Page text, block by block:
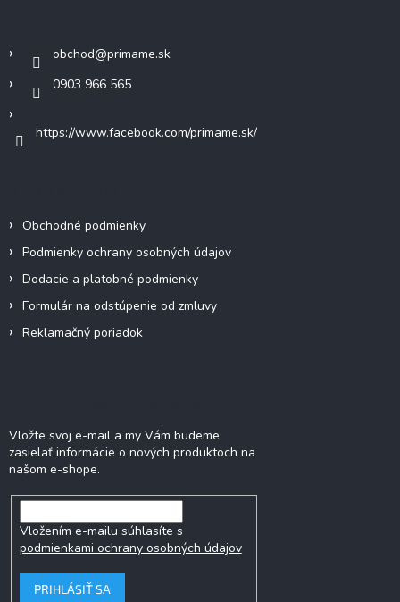
obchod@primame.sk
0903 966 565
https://www.facebook.com/primame.sk/
Obchodné podmienky
Podmienky ochrany osobných údajov
Dodacie a platobné podmienky
Formulár na odstúpenie od zmluvy
Reklamačný poriadok
Vložte svoj e-mail a my Vám budeme
zasielať informácie o nových produktoch na
našom e-shope.
Vložením e-mailu súhlasíte s
podmienkami ochrany osobných údajov
PRIHLÁSIŤ SA